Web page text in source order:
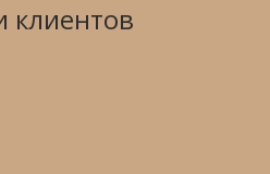
клиентов